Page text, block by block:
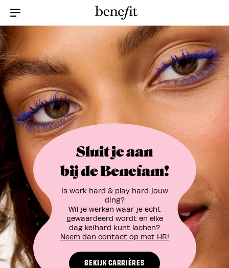
Sluit je aan
bij de Benefam!
Is work hard & play hard jouw
ding?
Wil je werken waar je echt
gewaardeerd wordt en elke
dag keihard kunt lachen?
Neem dan contact op met HR!
BEKIJK CARRIÈRES